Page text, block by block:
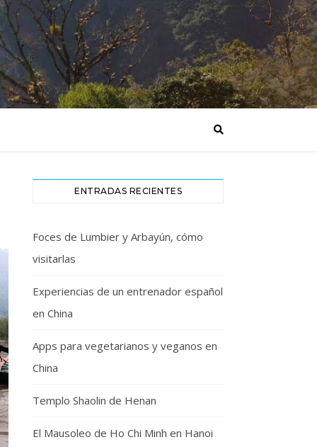
ENTRADAS RECIENTES
Foces de Lumbier y Arbayún, cómo
visitarlas
Experiencias de un entrenador español
en China
Apps para vegetarianos y veganos en
China
Templo Shaolin de Henan
El Mausoleo de Ho Chi Minh en Hanoi